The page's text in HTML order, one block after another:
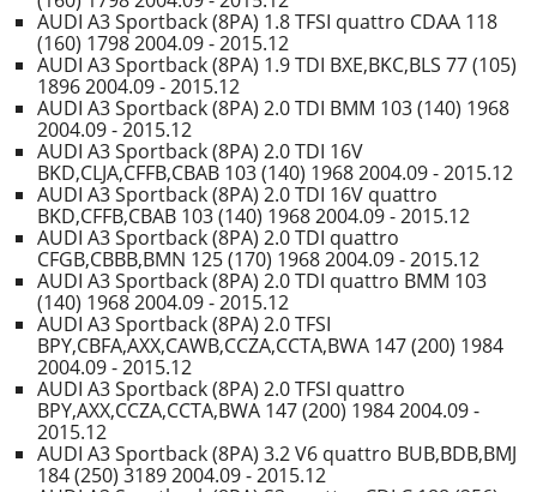
AUDI A3 Sportback (8PA) 1.8 TFSI quattro CDAA 118
(160) 1798 2004.09 - 2015.12
AUDI A3 Sportback (8PA) 1.9 TDI BXE,BKC,BLS 77 (105)
1896 2004.09 - 2015.12
AUDI A3 Sportback (8PA) 2.0 TDI BMM 103 (140) 1968
2004.09 - 2015.12
AUDI A3 Sportback (8PA) 2.0 TDI 16V
BKD,CLJA,CFFB,CBAB 103 (140) 1968 2004.09 - 2015.12
AUDI A3 Sportback (8PA) 2.0 TDI 16V quattro
BKD,CFFB,CBAB 103 (140) 1968 2004.09 - 2015.12
AUDI A3 Sportback (8PA) 2.0 TDI quattro
CFGB,CBBB,BMN 125 (170) 1968 2004.09 - 2015.12
AUDI A3 Sportback (8PA) 2.0 TDI quattro BMM 103
(140) 1968 2004.09 - 2015.12
AUDI A3 Sportback (8PA) 2.0 TFSI
BPY,CBFA,AXX,CAWB,CCZA,CCTA,BWA 147 (200) 1984
2004.09 - 2015.12
AUDI A3 Sportback (8PA) 2.0 TFSI quattro
BPY,AXX,CCZA,CCTA,BWA 147 (200) 1984 2004.09 -
2015.12
AUDI A3 Sportback (8PA) 3.2 V6 quattro BUB,BDB,BMJ
184 (250) 3189 2004.09 - 2015.12